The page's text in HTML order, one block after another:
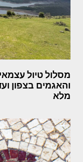
מסלול טיול
והאגמים בצפון
מלא